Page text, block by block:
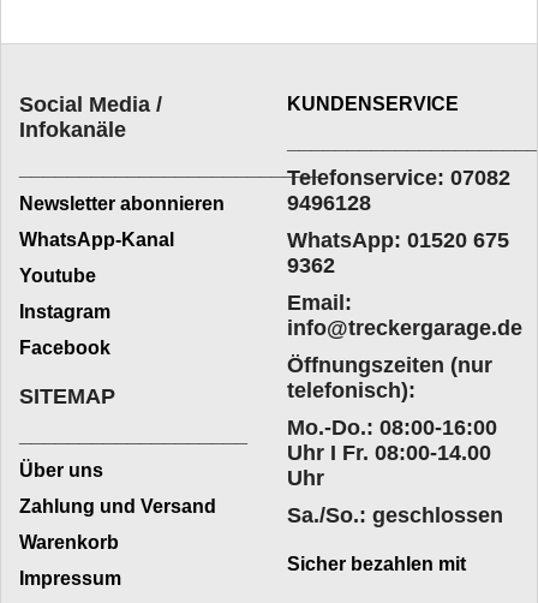
Social Media /
Infokanäle
_________________________
Newsletter abonnieren
WhatsApp-Kanal
Youtube
Instagram
Facebook
KUNDENSERVICE
Telefonservice: 07082
9496128
WhatsApp: 01520 675
9362
Email:
info@treckergarage.de
Öffnungszeiten (nur
telefonisch):
Mo.-Do.: 08:00-16:00
Uhr I Fr. 08:00-14.00
Uhr
Sa./So.: geschlossen
SITEMAP
Über uns
Zahlung und Versand
Warenkorb
Impressum
Sicher bezahlen mit